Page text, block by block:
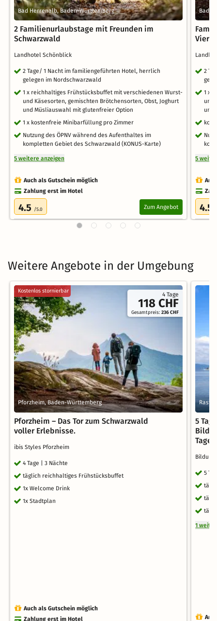
Bad Herrenalb, Baden-Württemberg
2 Familienurlaubstage mit Freunden im
Schwarzwald
Landhotel Schönblick
2 Tage/ 1 Nacht im familiengeführten Hotel, herrlich
gelegen im Nordschwarzwald
1 x reichhaltiges Frühstücksbuffet mit verschiedenen Wurst-
und Käsesorten, gemischten Brötchensorten, Obst, Joghurt
und Müsliauswahl mit glutenfreier Option
1 x kostenfreie Minibarfüllung pro Zimmer
Nutzung des ÖPNV während des Aufenthaltes im
kompletten Gebiet des Schwarzwald (KONUS-Karte)
5 weitere anzeigen
Auch als Gutschein möglich
Zahlung erst im Hotel
4.5 /5.0 Zum Angebot
Bad
2
1 x
und
und
5
4.5
Weitere Angebote in der Umgebung
4 Tage
118 CHF
Gesamtpreis:236 CHF
Kostenlos stornierbar
Pforzheim, Baden-Württemberg
Pforzheim – Das Tor zum Schwarzwald
voller Erlebnisse.
ibis Styles Pforzheim
4 Tage | 3 Nächte
täglich reichhaltiges Frühstücksbuffet
1x Welcome Drink
1x Stadtplan
Auch als Gutschein möglich
Zahlung erst im Hotel
5
Tagen
5
1